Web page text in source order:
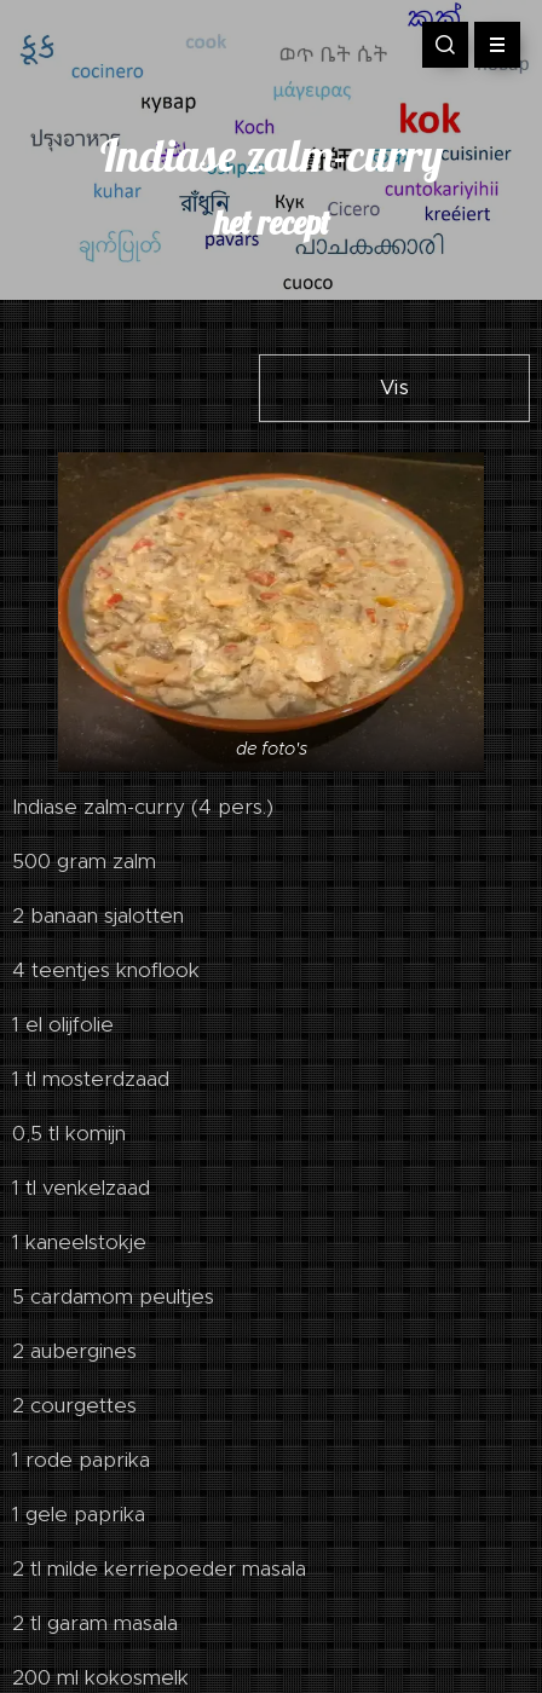
Indiase zalm-curry
het recept
Vis
de foto's
Indiase zalm-curry (4 pers.)
500 gram zalm
2 banaan sjalotten
4 teentjes knoflook
1 el olijfolie
1 tl mosterdzaad
0,5 tl komijn
1 tl venkelzaad
1 kaneelstokje
5 cardamom peultjes
2 aubergines
2 courgettes
1 rode paprika
1 gele paprika
2 tl milde kerriepoeder masala
2 tl garam masala
200 ml kokosmelk